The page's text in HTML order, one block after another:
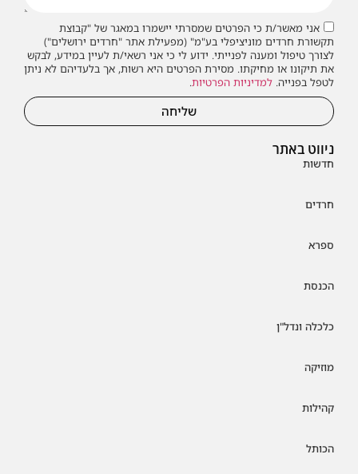
ניווט באתר
חדשות
חרדים
ספרא
הכנסת
כלכלה ונדל"ן
מוזיקה
קהילות
הכותל
אני מאשר/ת כי הפרטים שמסרתי יישמרו במאגר של "קבוצת
תקשורת חרדים מוניציפלי בע"מ" (מפעילת אתר "חרדים ירושלים")
לצורך טיפול ומענה לפנייתי. ידוע לי כי אני רשאי/ת לעיין במידע, לבקש
את תיקונו או מחיקתו. מסירת הפרטים היא רשות, אך בלעדיהם לא ניתן
לטפל בפנייה. למדיניות הפרטיות.
שליחה